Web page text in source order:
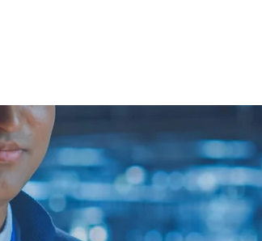
로운 정신(新정신)